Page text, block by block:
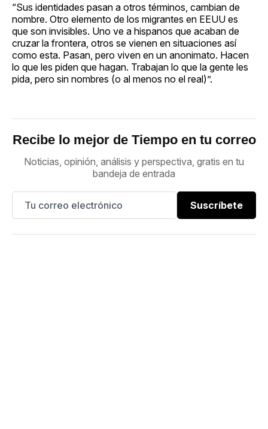
“Sus identidades pasan a otros términos, cambian de
nombre. Otro elemento de los migrantes en EEUU es
que son invisibles. Uno ve a hispanos que acaban de
cruzar la frontera, otros se vienen en situaciones así
como esta. Pasan, pero viven en un anonimato. Hacen
lo que les piden que hagan. Trabajan lo que la gente les
pida, pero sin nombres (o al menos no el real)”.
Recibe lo mejor de Tiempo en tu correo
Noticias, opinión, análisis y perspectiva, gratis en tu
bandeja de entrada
Suscríbete